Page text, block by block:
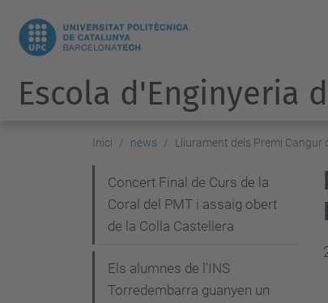
Escola d'Enginyeria
Inici news Lliurament dels Premi Cangur
v
Concert Final de Curs de la
Coral del PMT i assaig obert
de la Colla Castellera
Els alumnes de l'INS
Torredembarra guanyen un